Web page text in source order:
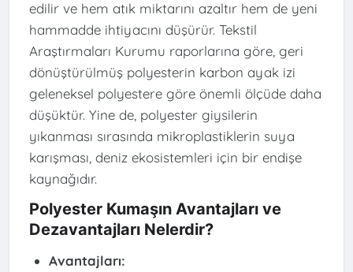
edilir ve hem atık miktarını azaltır hem de yeni
hammadde ihtiyacını düşürür. Tekstil
Araştırmaları Kurumu raporlarına göre, geri
dönüştürülmüş polyesterin karbon ayak izi
geleneksel polyestere göre önemli ölçüde daha
düşüktür. Yine de, polyester giysilerin
yıkanması sırasında mikroplastiklerin suya
karışması, deniz ekosistemleri için bir endişe
kaynağıdır.
Polyester Kumaşın Avantajları ve
Dezavantajları Nelerdir?
Avantajları: